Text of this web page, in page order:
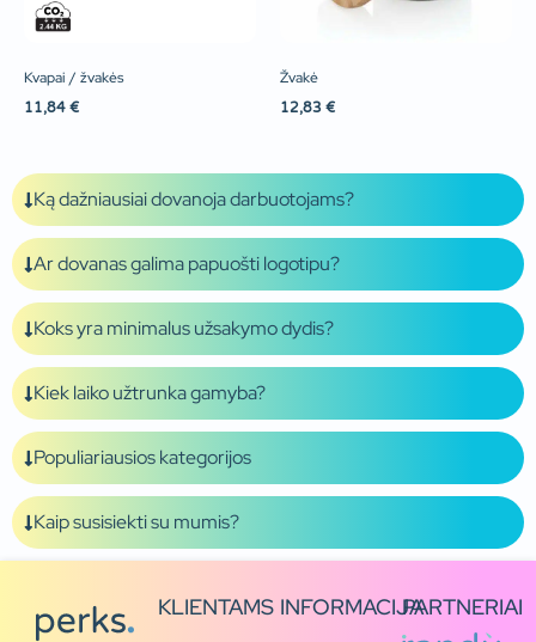
Kvapai / žvakės
11,84 €
Žvakė
12,83 €
Ką dažniausiai dovanoja darbuotojams?
Ar dovanas galima papuošti logotipu?
Koks yra minimalus užsakymo dydis?
Kiek laiko užtrunka gamyba?
Populiariausios kategorijos
Kaip susisiekti su mumis?
KLIENTAMS INFORMACIJAPARTNERIAI